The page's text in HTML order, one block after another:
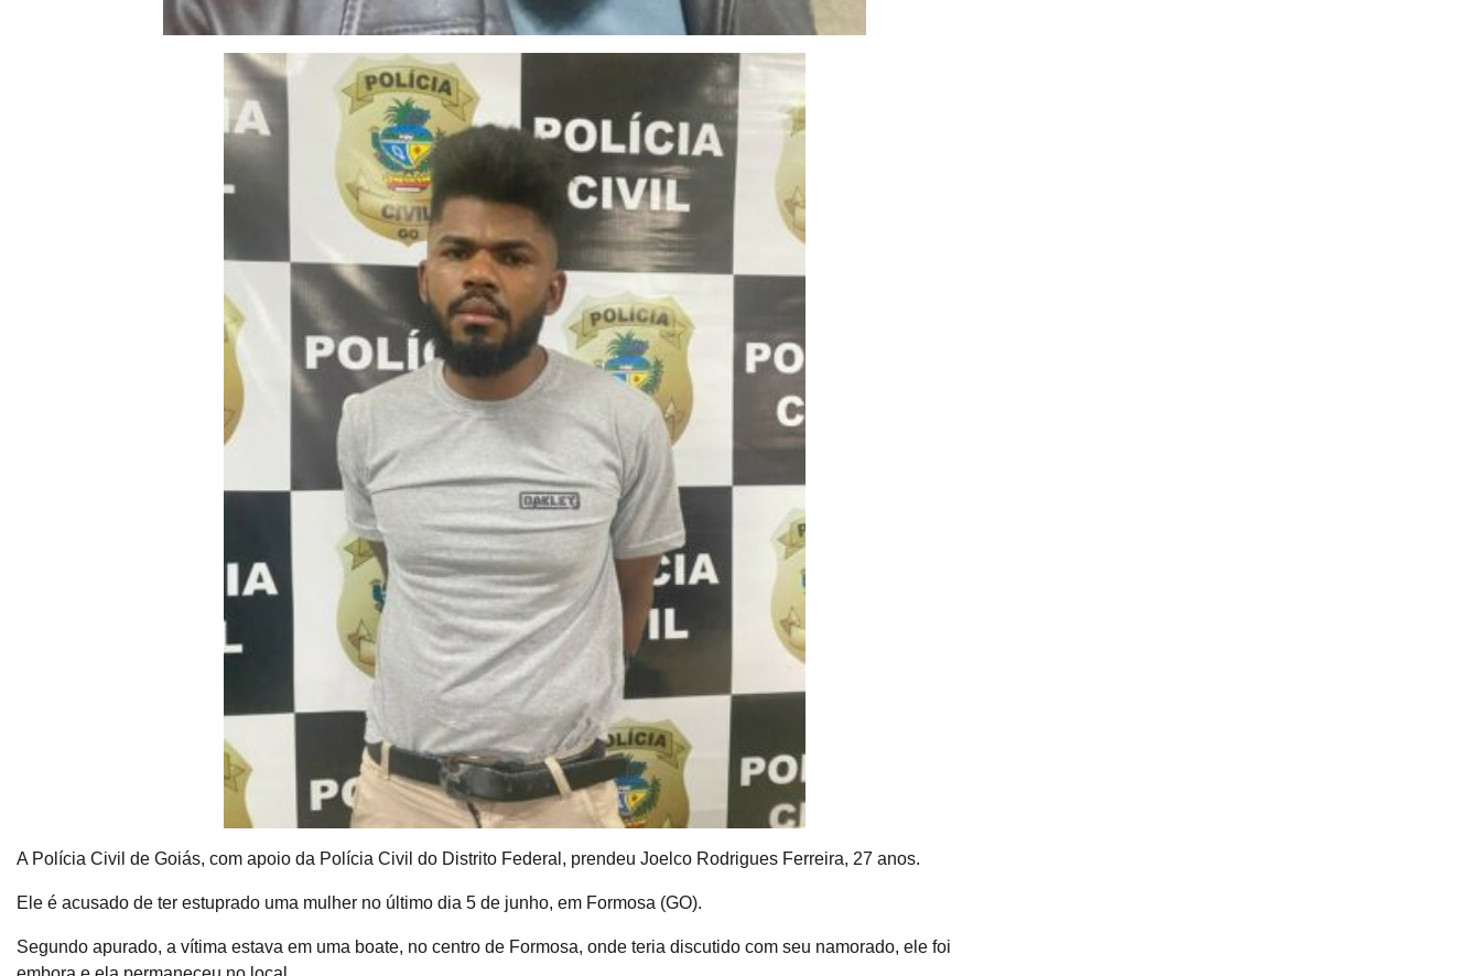
A Polícia Civil de Goiás, com apoio da Polícia Civil do Distrito Federal, prendeu Joelco Rodrigues Ferreira, 27 anos.
Ele é acusado de ter estuprado uma mulher no último dia 5 de junho, em Formosa (GO).
Segundo apurado, a vítima estava em uma boate, no centro de Formosa, onde teria discutido com seu namorado, ele foi